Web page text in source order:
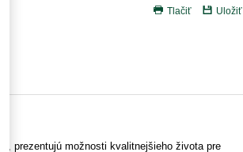
8.
1. 8.
8. 2026
Tlačiť
Uložiť
prezentujú možnosti kvalitnejšieho života pre